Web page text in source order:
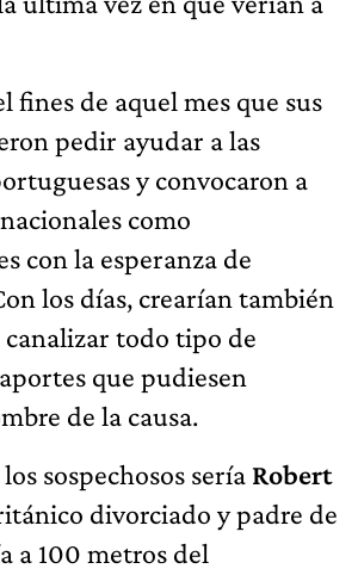
fines de aquel mes que sus
pedir ayudar a las
y convocaron a
como
con la esperanza de
los días, crearían también
todo tipo de
que pudiesen
de la causa.
sospechosos sería Robert
divorciado y padre de
a 100 metros del